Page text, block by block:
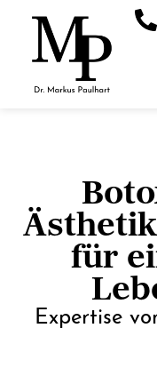
springen
für
Expertise